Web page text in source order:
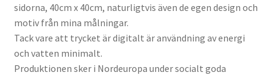
sidorna, 40cm x 40cm, naturligtvis även de egen design och
motiv från mina målningar.
Tack vare att trycket är digitalt är användning av energi
och vatten minimalt.
Produktionen sker i Nordeuropa under socialt goda